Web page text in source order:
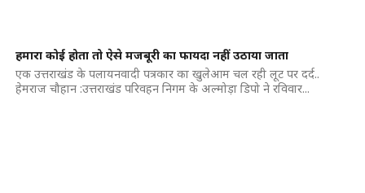
हमारा कोई होता तो ऐसे मजबूरी का फायदा नहीं उठाया जाता
एक उत्तराखंड के पलायनवादी पत्रकार का खुलेआम चल रही लूट पर दर्द..
हेमराज चौहान :​उत्तराखंड परिवहन निगम के अल्मोड़ा डिपो ने रविवार...